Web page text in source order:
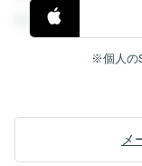
覧することができま
※個人の
メ